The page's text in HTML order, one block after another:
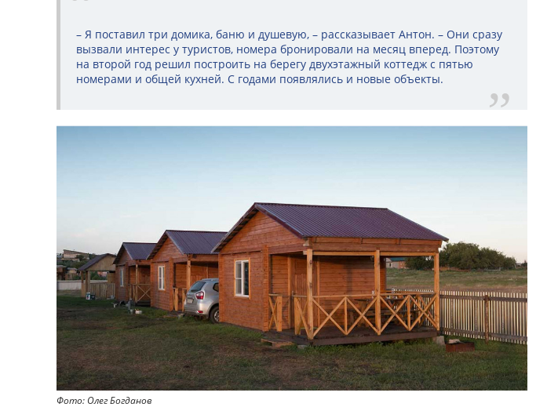
– Я поставил три домика, баню и душевую, – рассказывает Антон. – Они сразу
вызвали интерес у туристов, номера бронировали на месяц вперед. Поэтому
на второй год решил построить на берегу двухэтажный коттедж с пятью
номерами и общей кухней. С годами появлялись и новые объекты.
Фото: Олег Богданов